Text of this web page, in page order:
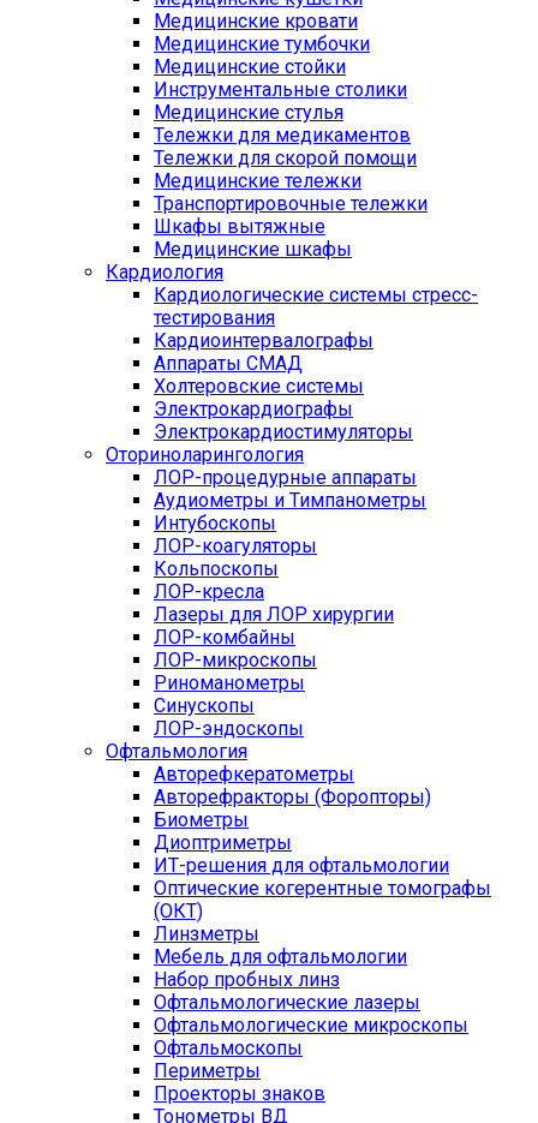
Медицинские кровати
Медицинские тумбочки
Медицинские стойки
Инструментальные столики
Медицинские стулья
Тележки для медикаментов
Тележки для скорой помощи
Медицинские тележки
Транспортировочные тележки
Шкафы вытяжные
Медицинские шкафы
Кардиология
Кардиологические системы стресс-
тестирования
Кардиоинтервалографы
Аппараты СМАД
Холтеровские системы
Электрокардиографы
Электрокардиостимуляторы
Оториноларингология
ЛОР-процедурные аппараты
Аудиометры и Тимпанометры
Интубоскопы
ЛОР-коагуляторы
Кольпоскопы
ЛОР-кресла
Лазеры для ЛОР хирургии
ЛОР-комбайны
ЛОР-микроскопы
Риноманометры
Синускопы
ЛОР-эндоскопы
Офтальмология
Авторефкератометры
Авторефракторы (Форопторы)
Биометры
Диоптриметры
ИТ-решения для офтальмологии
Оптические когерентные томографы
(ОКТ)
Линзметры
Мебель для офтальмологии
Набор пробных линз
Офтальмологические лазеры
Офтальмологические микроскопы
Офтальмоскопы
Периметры
Проекторы знаков
Тонометры ВД